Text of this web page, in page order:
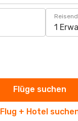
1
Flug + Hotel
Flüge suchen